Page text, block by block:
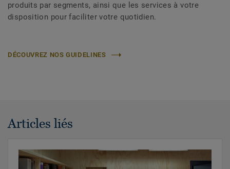
produits par segments, ainsi que les services à votre
disposition pour faciliter votre quotidien.
DÉCOUVREZ NOS GUIDELINES
Articles liés